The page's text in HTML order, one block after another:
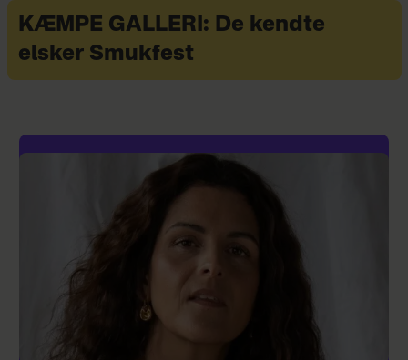
KÆMPE GALLERI: De kendte
elsker Smukfest